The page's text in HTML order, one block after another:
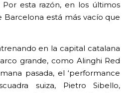
esta razón, en los últimos
Barcelona está más vacío que
en la capital catalana
grande, como Alinghi Red
pasada, el ‘performance
suiza, Pietro Sibello,